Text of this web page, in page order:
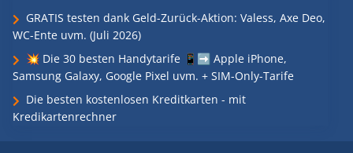
GRATIS testen dank Geld-Zurück-Aktion: Valess, Axe Deo,
WC-Ente uvm. (Juli 2026)
💥 Die 30 besten Handytarife 📱➡️ Apple iPhone,
Samsung Galaxy, Google Pixel uvm. + SIM-Only-Tarife
Die besten kostenlosen Kreditkarten - mit
Kredikartenrechner